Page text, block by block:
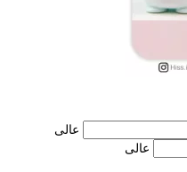
عالی
عالی